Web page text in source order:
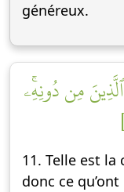
généreux.
مِن دُونِهِۦۚ
11. Telle est la
donc ce